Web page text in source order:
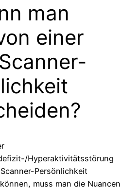
man
einer
Hyperaktivitätsstörung
Persönlichkeit
muss man die Nuancen